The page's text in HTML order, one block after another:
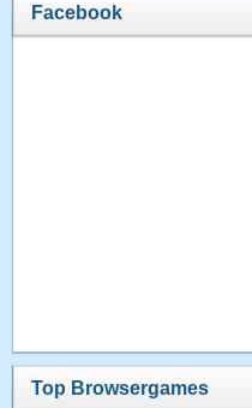
Facebook
Top Browsergames